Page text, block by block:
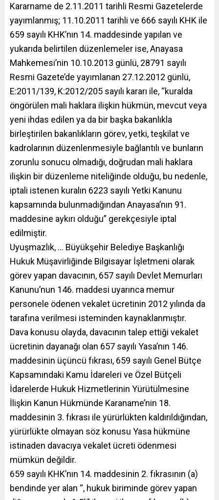
Kararname de 2.11.2011 tarihli Resmi Gazetelerde
yayımlanmış; 11.10.2011 tarihli ve 666 sayılı KHK ile
659 sayılı KHK’nın 14. maddesinde yapılan ve
yukarıda belirtilen düzenlemeler ise, Anayasa
Mahkemesi’nin 10.10.2013 günlü, 28791 sayılı
Resmi Gazete’de yayımlanan 27.12.2012 günlü,
E:2011/139, K:2012/205 sayılı kararı ile, “kuralda
öngörülen mali haklara ilişkin hükmün, mevcut veya
yeni ihdas edilen ya da bir başka bakanlıkla
birleştirilen bakanlıkların görev, yetki, teşkilat ve
kadrolarının düzenlenmesiyle bağlantılı ve bunların
zorunlu sonucu olmadığı, doğrudan mali haklara
ilişkin bir düzenleme niteliğinde olduğu, bu nedenle,
iptali istenen kuralın 6223 sayılı Yetki Kanunu
kapsamında bulunmadığından Anayasa’nın 91.
maddesine aykırı olduğu” gerekçesiyle iptal
edilmiştir.
Uyuşmazlık, … Büyükşehir Belediye Başkanlığı
Hukuk Müşavirliğinde Bilgisayar İşletmeni olarak
görev yapan davacının, 657 sayılı Devlet Memurları
Kanunu’nun 146. maddesi uyarınca memur
personele ödenen vekalet ücretinin 2012 yılında da
tarafına verilmesi isteminden kaynaklanmıştır.
Dava konusu olayda, davacının talep ettiği vekalet
ücretinin dayanağı olan 657 sayılı Yasa’nın 146.
maddesinin üçüncü fıkrası, 659 sayılı Genel Bütçe
Kapsamındaki Kamu İdareleri ve Özel Bütçeli
İdarelerde Hukuk Hizmetlerinin Yürütülmesine
İlişkin Kanun Hükmünde Karaname’nin 18.
maddesinin 3. fıkrası ile yürürlükten kaldırıldığından,
yürürlükte olmayan söz konusu Yasa hükmüne
istinaden davacıya vekalet ücreti ödenmesi
mümkün değildir.
659 sayılı KHK’nın 14. maddesinin 2. fıkrasının (a)
bendinde yer alan “, hukuk biriminde görev yapan